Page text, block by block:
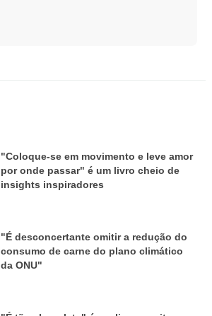
"Coloque-se em movimento e leve amor
por onde passar" é um livro cheio de
insights inspiradores
"É desconcertante omitir a redução do
consumo de carne do plano climático
da ONU"